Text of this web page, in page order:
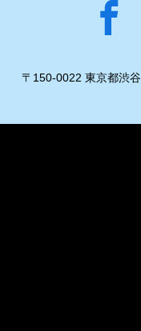
〒150-0022 東京都渋